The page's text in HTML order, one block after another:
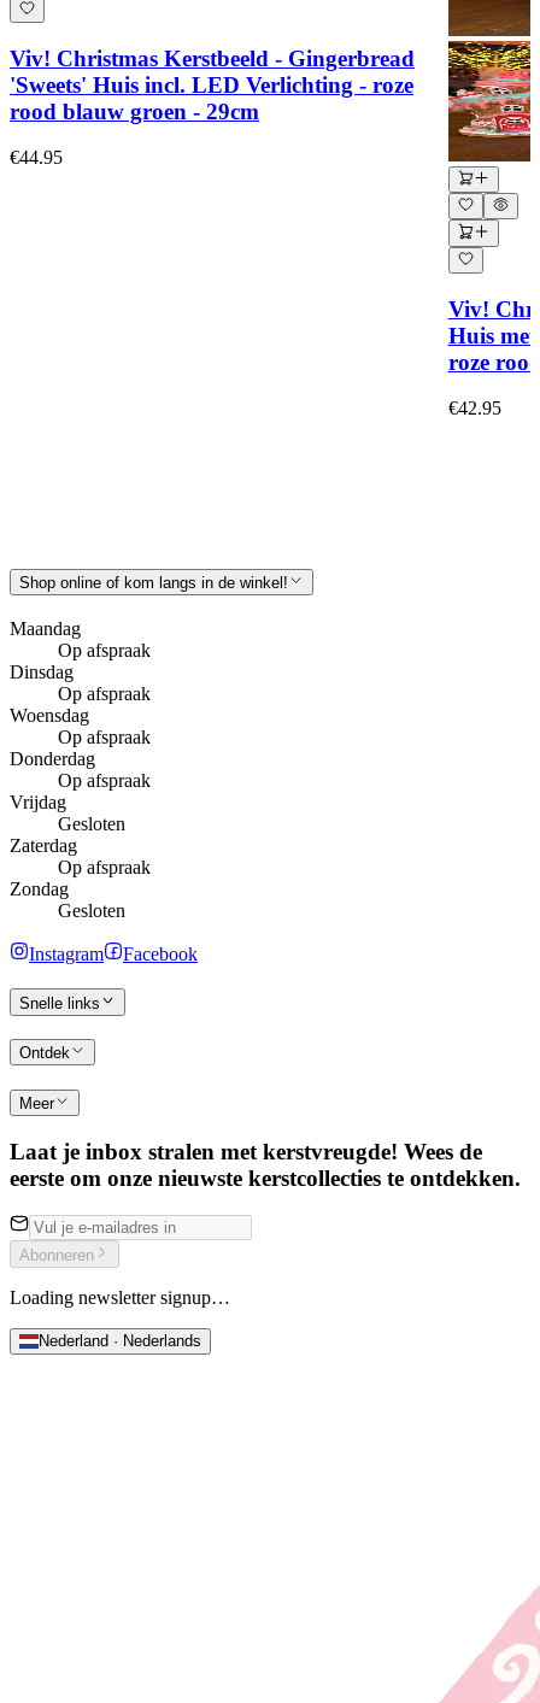
Viv! Christmas Kerstbeeld - Gingerbread
'Sweets' Huis incl. LED Verlichting - roze
rood blauw groen - 29cm
€44.95
Viv!
Huis
roze
€42.95
Shop online of kom langs in de winkel!
Maandag
Op afspraak
Dinsdag
Op afspraak
Woensdag
Op afspraak
Donderdag
Op afspraak
Vrijdag
Gesloten
Zaterdag
Op afspraak
Zondag
Gesloten
Instagram Facebook
Snelle links
Ontdek
Meer
Laat je inbox stralen met kerstvreugde! Wees de
eerste om onze nieuwste kerstcollecties te ontdekken.
Abonneren
Loading newsletter signup…
Nederland · Nederlands